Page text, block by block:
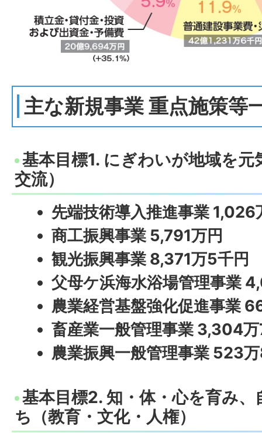
主な新規事業 重点施策等
基本目標1. にぎわいが地域を
交流）
先端技術導入推進事業 1,026
商工振興事業 5,791万円
観光振興事業 8,371万5千円
父母ケ浜海水浴場管理事業
農業経営基盤強化促進事業
畜産業一般管理事業 3,304
農業振興一般管理事業 523
基本目標2. 知・体・心を育み
ち（教育・文化・人権）